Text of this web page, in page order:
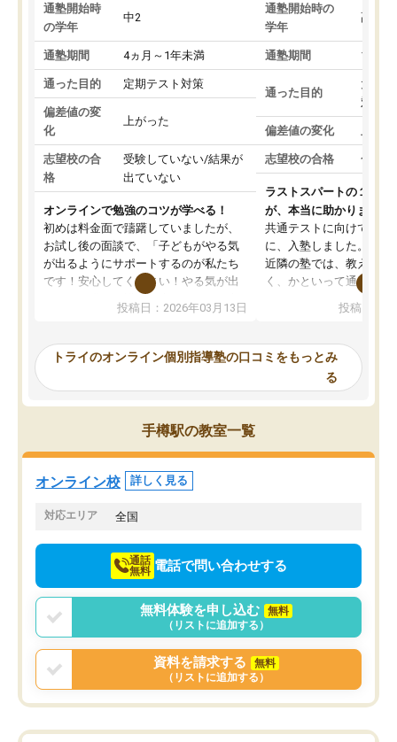
通塾開始時
の学年
中2
通塾期間 4ヵ月～1年未満
通った目的 定期テスト対策
偏差値の変
化
上がった
志望校の合
格
受験していない/結果が
出ていない
オンラインで勉強のコツが学べる！
初めは料金面で躊躇していましたが、
お試し後の面談で、「子どもがやる気
が出るようにサポートするのが私たち
です！安心してください！やる気が出
ないのは私たち講師の責任です」と言
ってくださり、確かに！と考えて、思
ったんですが、学生の先生から学ぶこ
み、徐々に成績が上がったらいいなと
思っていました。何が今足りないのか
を的確に指導いただき、子どももびっ
くりするほど楽しんでやる気を持って
塾を受けています。狙い通り、少しず
つ成績も上がり、苦手意識も無くなっ
てきたので、さらに苦手な数学も追加
でお願いしました。来年の高校受験に
投稿日：2026年03月13日
通塾開始時の
学年
高3
通塾期間 1～3
通った目的
大学
対策
偏差値の変化
志望校の合格 合格
ラストスパートの１か月
が、本当に助かりました
共通テストに向けての追
に、入塾しました。田舎
近隣の塾では、教えても
く、かといって通うには
可能なので本当に助か
らないところをピンポイ
頂いて、とてもわかり
していました。一生を
スト、多少お金がかかっ
投稿日：
トライのオンライン個別指導塾の口コミをもっとみ
る
手樽駅の教室一覧
オンライン校 詳しく見る
対応エリア 全国
通話
無料 電話で問い合わせする
無料体験を申し込む
無料
（リストに追加する）
資料を請求する
無料
（リストに追加する）